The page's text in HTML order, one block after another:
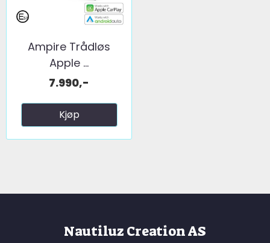
Ampire Trådløs
Apple ...
7.990,-
Kjøp
Nautiluz Creation AS